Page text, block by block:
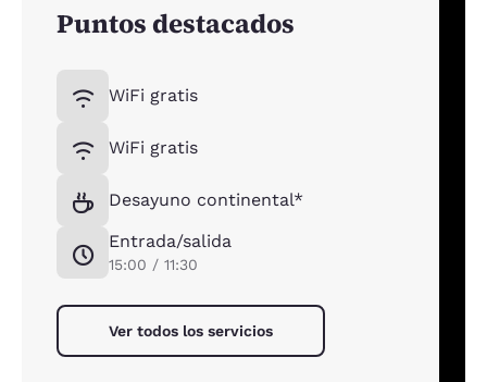
Puntos destacados
WiFi gratis
WiFi gratis
Desayuno continental*
Entrada/salida
15:00 / 11:30
Ver todos los servicios